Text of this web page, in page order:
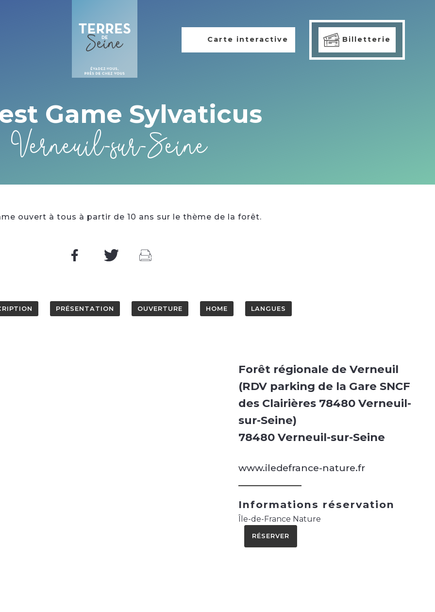
Carte interactive Billetterie
Game Sylvaticus
Verneuil-sur-Seine
ouvert à tous à partir de 10 ans sur le thème de la forêt.
PRÉSENTATION OUVERTURE HOME LANGUES
Forêt régionale de Verneuil
(RDV parking de la Gare SNCF
des Clairières 78480 Verneuil-
sur-Seine)
78480 Verneuil-sur-Seine
www.iledefrance-nature.fr
Informations réservation
Île-de-France Nature
RÉSERVER